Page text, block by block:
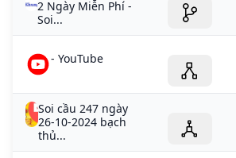
2 Ngày Miễn Phí -
Soi...
- YouTube
Soi cầu 247 ngày
26-10-2024 bạch
thủ...